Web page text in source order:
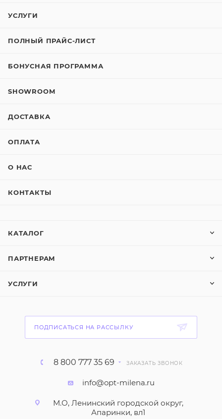
УСЛУГИ
ПОЛНЫЙ ПРАЙС-ЛИСТ
БОНУСНАЯ ПРОГРАММА
SHOWROOM
ДОСТАВКА
ОПЛАТА
О НАС
КОНТАКТЫ
КАТАЛОГ
ПАРТНЕРАМ
УСЛУГИ
ПОДПИСАТЬСЯ НА РАССЫЛКУ
8 800 777 35 69 ЗАКАЗАТЬ ЗВОНОК
info@opt-milena.ru
М.О, Ленинский городской округ,
Апаринки, вл1